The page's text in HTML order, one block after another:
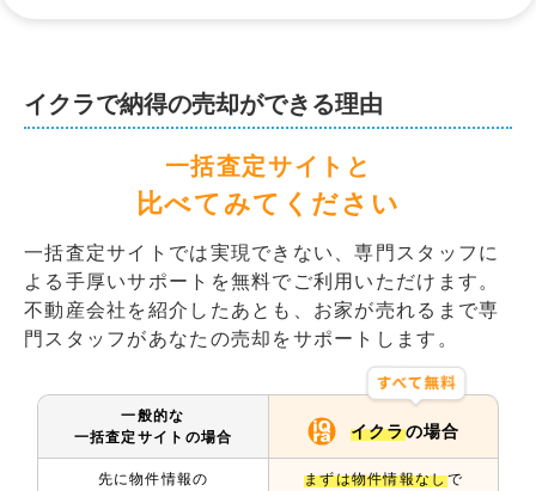
イクラで納得の売却ができる理由
一括査定サイトと
比べてみてください
一括査定サイトでは実現できない、専門スタッフに
よる手厚いサポートを無料でご利用いただけます。
不動産会社を紹介したあとも、お家が売れるまで専
門スタッフがあなたの売却をサポートします。
一般的な
一括査定サイトの場合
イクラの場合
先に物件情報の
まずは物件情報なしで